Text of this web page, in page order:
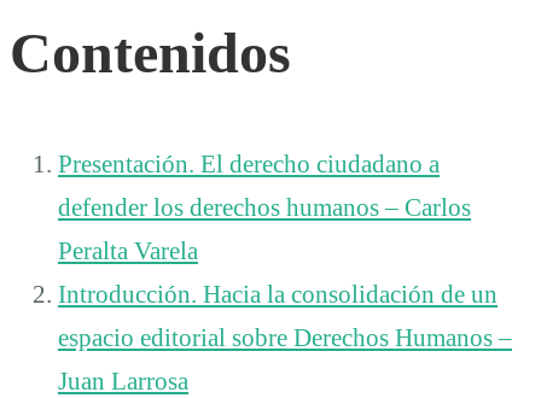
Contenidos
Presentación. El derecho ciudadano a
defender los derechos humanos – Carlos
Peralta Varela
Introducción. Hacia la consolidación de un
espacio editorial sobre Derechos Humanos –
Juan Larrosa